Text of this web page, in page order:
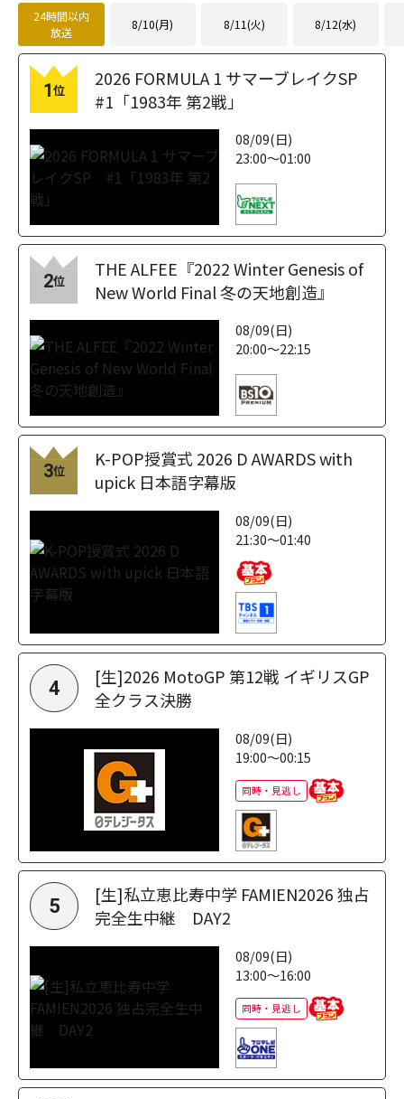
24時間以内
放送
8/10(月) 8/11(火) 8/12(水)
1位
2026 FORMULA 1 サマーブレイクSP
#1「1983年 第2戦」
08/09(日)
23:00～01:00
2位
THE ALFEE『2022 Winter Genesis of
New World Final 冬の天地創造』
08/09(日)
20:00～22:15
3位
K-POP授賞式 2026 D AWARDS with
upick 日本語字幕版
08/09(日)
21:30～01:40
4
[生]2026 MotoGP 第12戦 イギリスGP
全クラス決勝
08/09(日)
19:00～00:15
同時・見逃し
5
[生]私立恵比寿中学 FAMIEN2026 独占
完全生中継 DAY2
08/09(日)
13:00～16:00
同時・見逃し